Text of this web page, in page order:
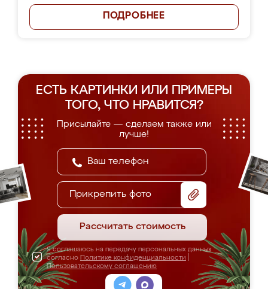
ПОДРОБНЕЕ
ЕСТЬ КАРТИНКИ ИЛИ ПРИМЕРЫ
ТОГО, ЧТО НРАВИТСЯ?
Присылайте — сделаем также или
лучше!
Прикрепить фото
Рассчитать стоимость
Я соглашаюсь на передачу персональных данных
согласно Политике конфиденциальности
Пользовательскому соглашению